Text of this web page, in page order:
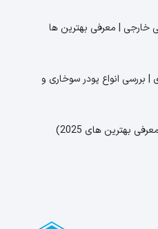
خارجی | معرفی بهترین ها
| بررسی انواع پودر سوخاری و
بهترین‌ های 2025)